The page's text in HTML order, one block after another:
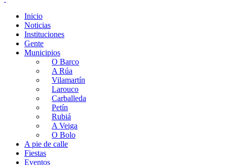
Inicio
Noticias
Instituciones
Gente
Municipios
O Barco
A Rúa
Vilamartín
Larouco
Carballeda
Petín
Rubiá
A Veiga
O Bolo
A pie de calle
Fiestas
Eventos